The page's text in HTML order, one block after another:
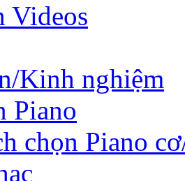
Videos
Kinh nghiệm
Piano
chọn Piano